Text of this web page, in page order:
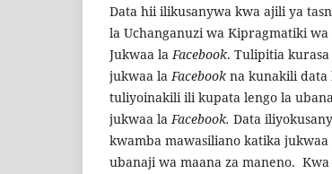
Data hii ilikusanywa kwa ajili ya
la Uchanganuzi wa Kipragmatiki
Jukwaa laFacebook. Tulipitia
jukwaa laFacebookna kunakili data
tuliyoinakili ili kupata lengo la
jukwaa laFacebook. Data
kwamba mawasiliano katika jukwaa
ubanaji wa maana za maneno.